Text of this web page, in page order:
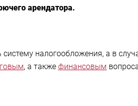
арендатора.
налогообложения, а в
, а также финансовым